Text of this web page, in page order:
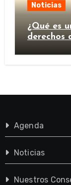
Noticias
¿Qué es
derechos
Agenda
Noticias
Nuestros